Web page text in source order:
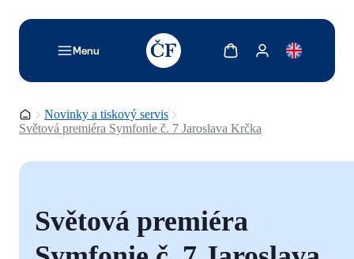
Menu
TODO: Add description for reader
Zobrazit košíkZobrazit můj účet
Domovská stránka
Novinky a tiskový servis
Světová premiéra Symfonie č. 7 Jaroslava Krčka
Světová premiéra